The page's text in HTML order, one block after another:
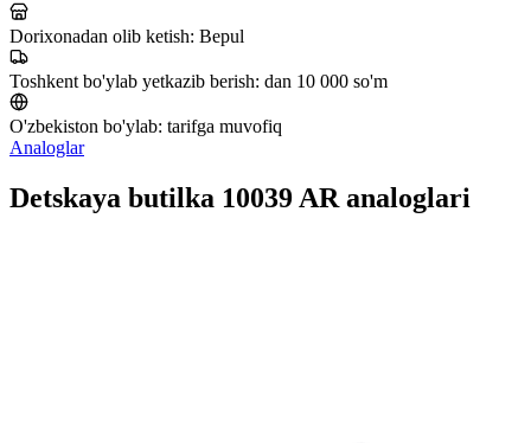
Dorixonadan olib ketish: Bepul
Toshkent bo'ylab yetkazib berish: dan 10 000 so'm
O'zbekiston bo'ylab: tarifga muvofiq
Analoglar
Detskaya butilka 10039 AR analoglari